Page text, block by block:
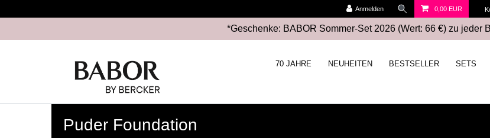
Anmelden 0,00 EUR
*Geschenke: BABOR Sommer-Set 2026 (Wert: 66 €) zu jeder
70 JAHRE NEUHEITEN BESTSELLER SETS
Puder Foundation